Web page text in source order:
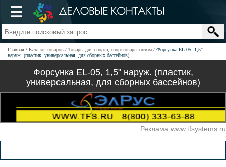
Главная Каталог товаров Товары для спорта, спорттовары оптом
Форсунка EL-05, 1,5"
наруж. (пластик, универсальная, для сборных бассейнов)
Форсунка EL-05, 1,5" наруж. (пластик,
универсальная, для сборных бассейнов)
Реклама www.tfsystems.ru